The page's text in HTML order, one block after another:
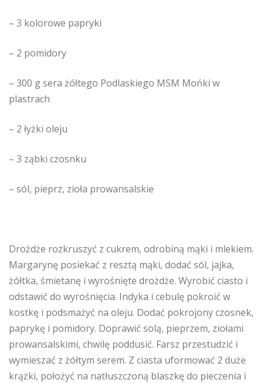
– 3 kolorowe papryki
– 2 pomidory
– 300 g sera żółtego Podlaskiego MSM Mońki w
plastrach
– 2 łyżki oleju
– 3 ząbki czosnku
– sól, pieprz, zioła prowansalskie
Drożdże rozkruszyć z cukrem, odrobiną mąki i mlekiem.
Margarynę posiekać z resztą mąki, dodać sól, jajka,
żółtka, śmietanę i wyrośnięte drożdże. Wyrobić ciasto i
odstawić do wyrośnięcia. Indyka i cebulę pokroić w
kostkę i podsmażyć na oleju. Dodać pokrojony czosnek,
paprykę i pomidory. Doprawić solą, pieprzem, ziołami
prowansalskimi, chwilę poddusić. Farsz przestudzić i
wymieszać z żółtym serem. Z ciasta uformować 2 duże
krążki, położyć na natłuszczoną blaszkę do pieczenia i